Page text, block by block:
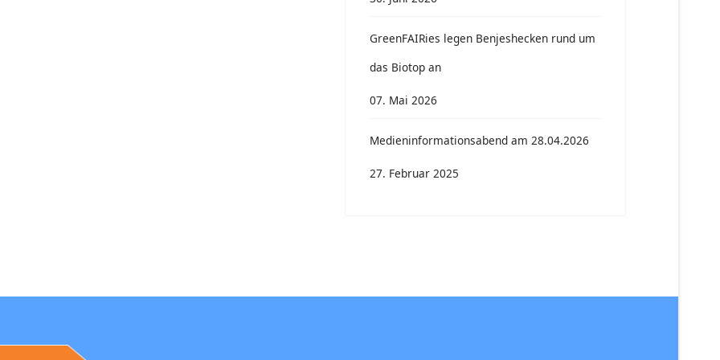
GreenFAIRies legen Benjeshecken rund um
das Biotop an
07. Mai 2026
Medieninformationsabend am 28.04.2026
27. Februar 2025